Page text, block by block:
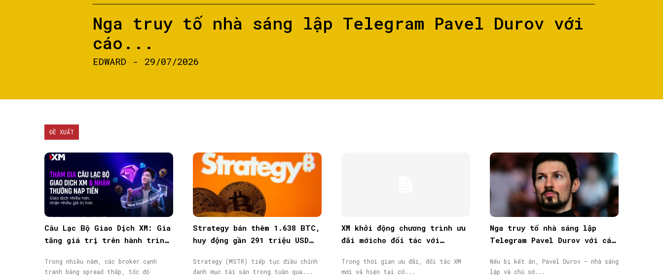
Nga truy tố nhà sáng lập Telegram Pavel Durov với
cáo...
EDWARD - 29/07/2026
ĐỀ XUẤT
Câu Lạc Bộ Giao Dịch XM: Gia
tăng giá trị trên hành trình
Trong nhiều năm, các broker cạnh
tranh bằng spread thấp, tốc độ
Strategy bán thêm 1.638 BTC,
huy động gần 291 triệu USD
Strategy (MSTR) tiếp tục điều chỉnh
danh mục tài sản trong tuần qua...
XM khởi động chương trình ưu
đãi mớicho đối tác với
40.000$
Trong thời gian ưu đãi, đối tác XM
mới và hiện tại có...
Nga truy tố nhà sáng lập
Telegram Pavel Durov với cáo
lệnh truy nã quốc tế
Nếu bị kết án, Pavel Durov – nhà sáng
lập và chủ sở...